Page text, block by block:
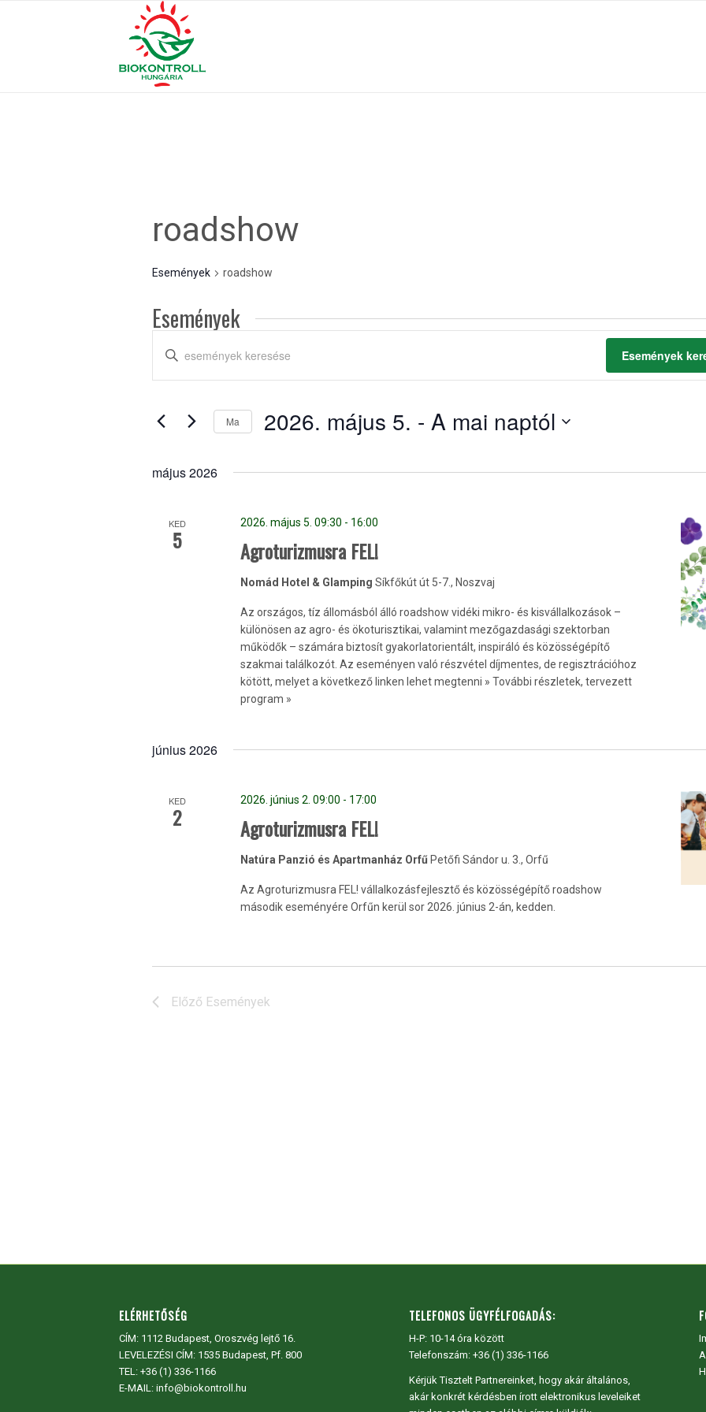
roadshow
Események roadshow
Események
Események
keresése
és
nézet
választás
a
Keresse
meg
-
keresőszóval.
Események
Ma 2026. május 5. - A mai naptól
május 2026
KED
5 Agroturizmusra FEL!
2026. május 5. 09:30 - 16:00
Nomád Hotel & Glamping Síkfőkút út 5-7., Noszvaj
Az országos, tíz állomásból álló roadshow vidéki mikro- és kisvállalkozások –
különösen az agro- és ökoturisztikai, valamint mezőgazdasági szektorban
működők – számára biztosít gyakorlatorientált, inspiráló és közösségépítő
szakmai találkozót. Az eseményen való részvétel díjmentes, de regisztrációhoz
kötött, melyet a következő linken lehet megtenni » További részletek, tervezett
program »
június 2026
KED
2 Agroturizmusra FEL!
2026. június 2. 09:00 - 17:00
Natúra Panzió és Apartmanház Orfű Petőfi Sándor u. 3., Orfű
Az Agroturizmusra FEL! vállalkozásfejlesztő és közösségépítő roadshow
második eseményére Orfűn kerül sor 2026. június 2-án, kedden.
Előző Események
ELÉRHETŐSÉG
CÍM: 1112 Budapest, Oroszvég lejtő 16.
LEVELEZÉSI CÍM: 1535 Budapest, Pf. 800
TEL: +36 (1) 336-1166
E-MAIL: info@biokontroll.hu
TELEFONOS ÜGYFÉLFOGADÁS:
H-P: 10-14 óra között
Telefonszám: +36 (1) 336-1166
Kérjük Tisztelt Partnereinket, hogy akár általános,
akár konkrét kérdésben írott elektronikus leveleiket